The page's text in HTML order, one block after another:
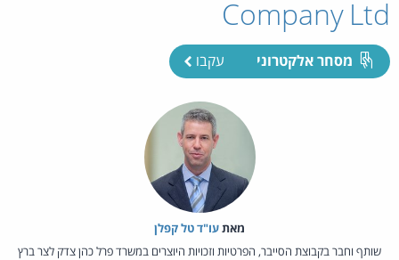
Company Ltd
מסחר אלקטרוני עקבו
מאת‏עו"ד טל קפלן
שותף וחבר בקבוצת הסייבר, הפרטיות וזכויות היוצרים במשרד פרל כהן צדק לצר ברץ